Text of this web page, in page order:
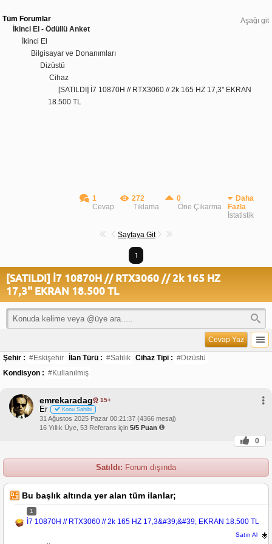
Aşağı git
Tüm Forumlar
İkinci El - Ödüllü Anket
İkinci El
Bilgisayar ve Donanımları
Dizüstü
Cihaz
[SATILDI] İ7 10870H // RTX3060 // 2k 165 HZ 17,3'' EKRAN
18.500 TL
1
Cevap
272
Tıklama
0
Öne Çıkarma
Daha
Fazla
İstatistik
Sayfaya Git
1
[SATILDI] İ7 10870H // RTX3060 // 2k 165 HZ
17,3'' EKRAN 18.500 TL
Cevap Yaz
Şehir : #Eskişehir İlan Türü : #Satılık Cihaz Tipi : #Dizüstü
Kondisyon : #Kullanılmış
emrekaradag 15+
Er Konu Sahibi
31 Ağustos 2025 Pazar 00:21:37 (4366 mesaj)
16 Yıllık Üye, 53 Referans için 5/5 Puan
0
Satıldı: Forum dışında
Bu başlık altında yer alan tüm ilanlar;
1
İ7 10870H // RTX3060 // 2k 165 HZ 17,3&#39;&#39; EKRAN 18.500 TL
Satın Al